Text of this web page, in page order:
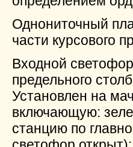
Однониточный
части курсового
Входной
предельного
Установлен на
включающую:
станцию по